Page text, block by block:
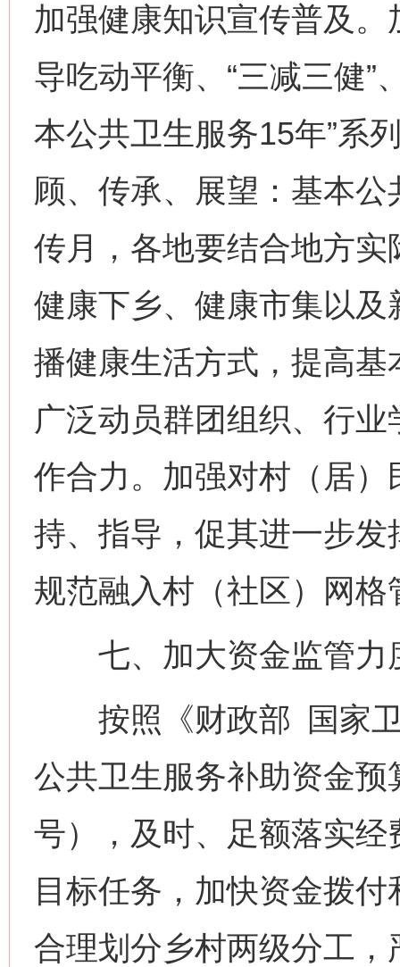
加强健康知识宣传普及
导吃动平衡、“三减三健”
本公共卫生服务15年”系
顾、传承、展望：基本公
传月，各地要结合地方
健康下乡、健康市集以
播健康生活方式，提高
广泛动员群团组织、行
作合力。加强对村（居
持、指导，促其进一步
规范融入村（社区）网
七、加大资金监管力
按照《财政部 国家卫
公共卫生服务补助资金
号），及时、足额落实
目标任务，加快资金拨
合理划分乡村两级分工